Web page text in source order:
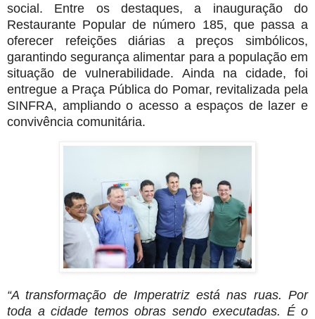
social. Entre os destaques, a inauguração do
Restaurante Popular de número 185, que passa a
oferecer refeições diárias a preços simbólicos,
garantindo segurança alimentar para a população em
situação de vulnerabilidade. Ainda na cidade, foi
entregue a Praça Pública do Pomar, revitalizada pela
SINFRA, ampliando o acesso a espaços de lazer e
convivência comunitária.
“A transformação de Imperatriz está nas ruas. Por
toda a cidade temos obras sendo executadas. É o